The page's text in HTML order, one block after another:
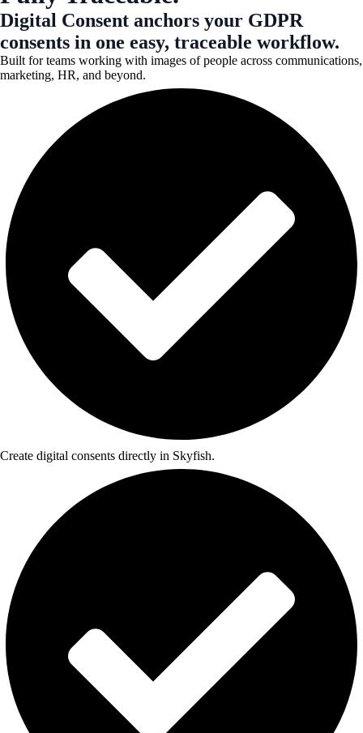
Digital Consent anchors your GDPR
consents in one easy, traceable workflow.
Built for teams working with images of people across communications,
marketing, HR, and beyond.
Create digital consents directly in Skyfish.